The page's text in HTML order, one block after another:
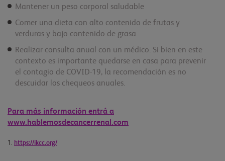
Mantener un peso corporal saludable
Comer una dieta con alto contenido de frutas y
verduras y bajo contenido de grasa
Realizar consulta anual con un médico. Si bien en este
contexto es importante quedarse en casa para prevenir
el contagio de COVID-19, la recomendación es no
descuidar los chequeos anuales.
Para más información entrá a
www.hablemosdecancerrenal.com
1. https://ikcc.org/